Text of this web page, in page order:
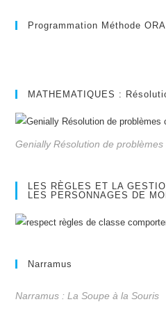
Programmation Méthode
MATHEMATIQUES :
Genially Résolution de problèmes
LES RÈGLES ET LA
LES PERSONNAGES DE
Narramus
Narramus : La Soupe à la Souris